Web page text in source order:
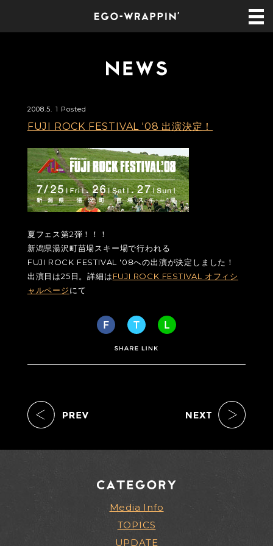
2008.5. 1 Posted
FUJI ROCK FESTIVAL '08 出演決定！
夏フェス第2弾！！！
新潟県湯沢町苗場スキー場で行われる
FUJI ROCK FESTIVAL '08への出演が決定しました！
出演日は25日。詳細はFUJI ROCK FESTIVAL オフィシ
ャルページにて
Media Info
TOPICS
UPDATE